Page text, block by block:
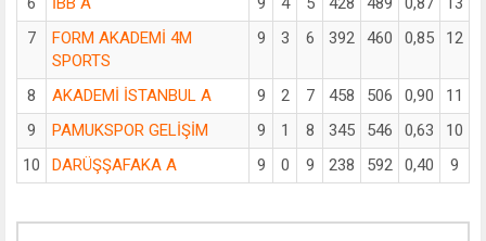
7
FORM AKADEMİ 4M
SPORTS
9 3 6 392 460 0,85 12
8 AKADEMİ İSTANBUL A 9 2 7 458 506 0,90
11
9
PAMUKSPOR GELİŞİM 9 1 8 345 546 0,63
10
10
DARÜŞŞAFAKA A 9 0 9 238 592 0,40 9